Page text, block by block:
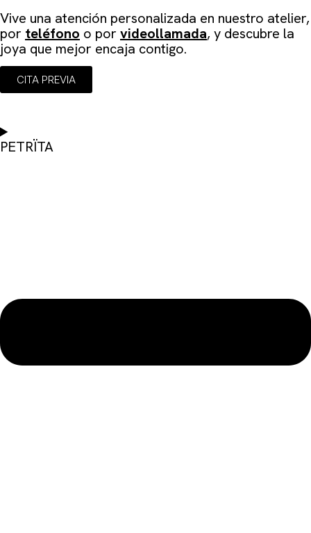
Vive una atención personalizada en nuestro atelier,
por teléfono o por videollamada, y descubre la
joya que mejor encaja contigo.
CITA PREVIA
PETRÏTA